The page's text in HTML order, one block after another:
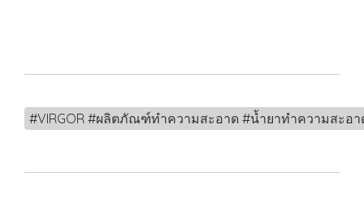
#VIRGOR #ผลิตภัณฑ์ทำความสะอาด #น้ำยาทำความสะอ